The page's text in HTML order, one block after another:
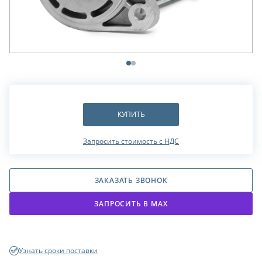
КУПИТЬ
Запросить стоимость с НДС
ЗАКАЗАТЬ ЗВОНОК
ЗАПРОСИТЬ В МАХ
Узнать сроки поставки